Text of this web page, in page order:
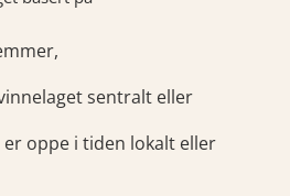
sentralt eller
oppe i tiden lokalt eller